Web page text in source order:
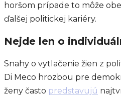
horšom prípade to môže
ďalšej politickej kariéry.
Nejde len o
Snahy o vytlačenie žien z
Di Meco hrozbou pre
ženy často predstavujú